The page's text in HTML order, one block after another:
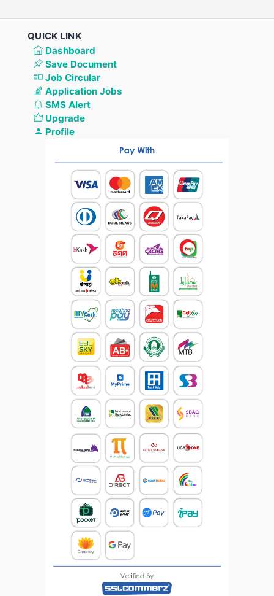
QUICK LINK
Dashboard
Save Document
Job Circular
Application Jobs
SMS Alert
Upgrade
Profile